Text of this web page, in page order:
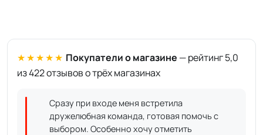
★★★★★ Покупатели о магазине — рейтинг 5,0
из 422 отзывов о трёх магазинах
Сразу при входе меня встретила
дружелюбная команда, готовая помочь с
выбором. Особенно хочу отметить